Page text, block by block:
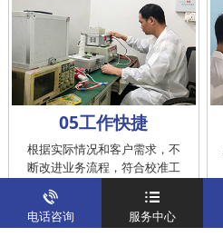
05工作快捷
根据实际情况和客户需求，不
断改进业务流程，符合校准工
作在服务的时间标准内完成
电话咨询 服务中心